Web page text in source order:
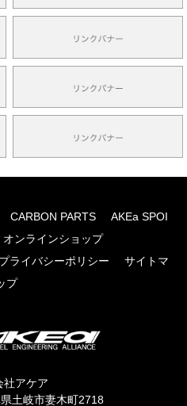
CARBON PARTS
AKEa SPOI
オンラインショップ
プライバシーポリシー
サイトマ
プ
社アケア
土岐市妻木町2718